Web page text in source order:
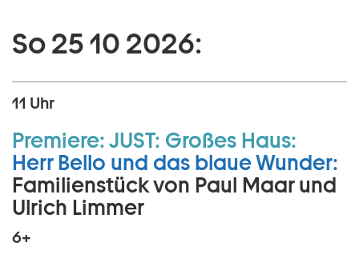
So 25 10 2026:
11 Uhr
Premiere:JUST: Großes Haus:
Herr Bello und das blaue Wunder:
Familienstück von Paul Maar und
Ulrich Limmer
6+